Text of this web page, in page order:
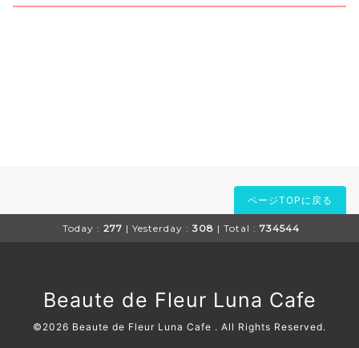
ページTOPに戻る
Today : 277 | Yesterday : 308 | Total : 734544
Beaute de Fleur Luna Cafe
©2026 Beaute de Fleur Luna Cafe . All Rights Reserved.